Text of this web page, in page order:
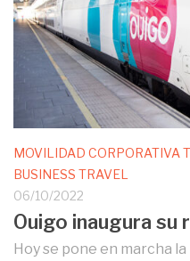
MOVILIDAD CORPORATIVA
BUSINESS TRAVEL
06/10/2022
Ouigo inaugura su
Hoy se pone en marcha